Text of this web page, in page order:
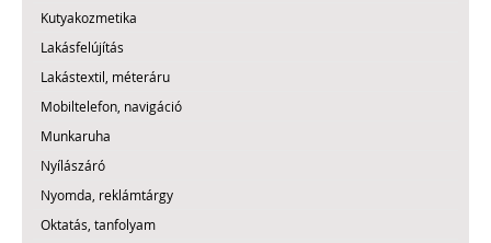
Kutyakozmetika
Lakásfelújítás
Lakástextil, méteráru
Mobiltelefon, navigáció
Munkaruha
Nyílászáró
Nyomda, reklámtárgy
Oktatás, tanfolyam